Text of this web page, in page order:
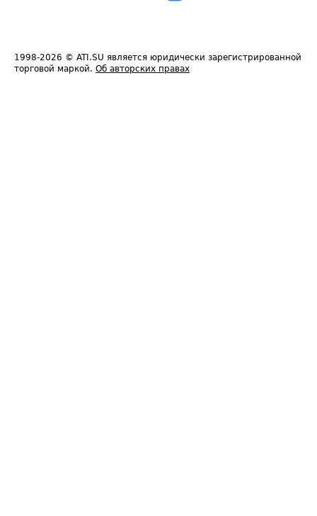
1998-2026 © ATI.SU является юридически зарегистрированной
торговой маркой. Об авторских правах